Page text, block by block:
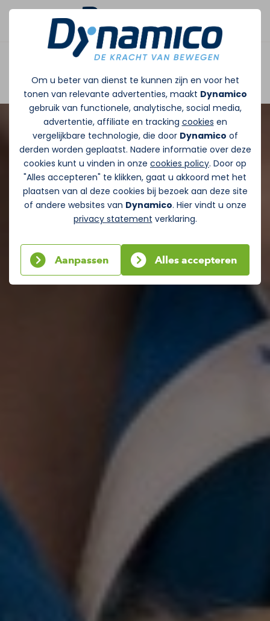
Om u beter van dienst te kunnen zijn en voor het
tonen van relevante advertenties, maakt Dynamico
gebruik van functionele, analytische, social media,
advertentie, affiliate en tracking cookies en
vergelijkbare technologie, die door Dynamico of
derden worden geplaatst. Nadere informatie over deze
cookies kunt u vinden in onze cookies policy. Door op
"Alles accepteren" te klikken, gaat u akkoord met het
plaatsen van al deze cookies bij bezoek aan deze site
of andere websites van Dynamico. Hier vindt u onze
privacy statement verklaring.
Aanpassen Alles accepteren